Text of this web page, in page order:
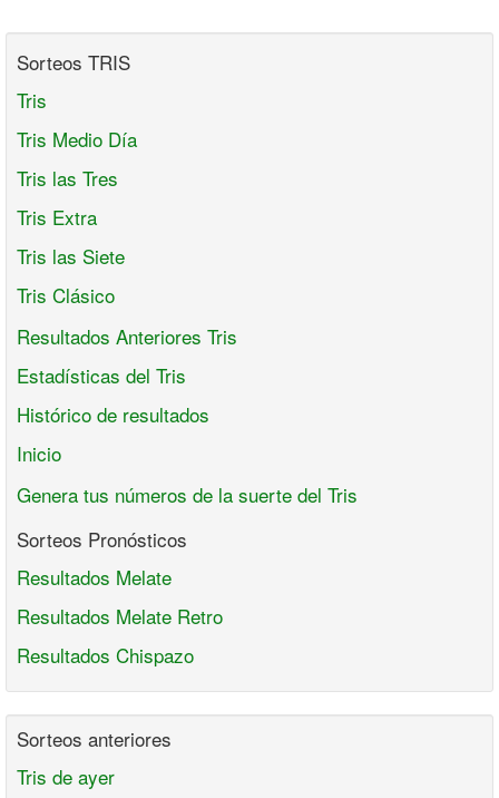
Sorteos TRIS
Tris
Tris Medio Día
Tris las Tres
Tris Extra
Tris las Siete
Tris Clásico
Resultados Anteriores Tris
Estadísticas del Tris
Histórico de resultados
Inicio
Genera tus números de la suerte del Tris
Sorteos Pronósticos
Resultados Melate
Resultados Melate Retro
Resultados Chispazo
Sorteos anteriores
Tris de ayer